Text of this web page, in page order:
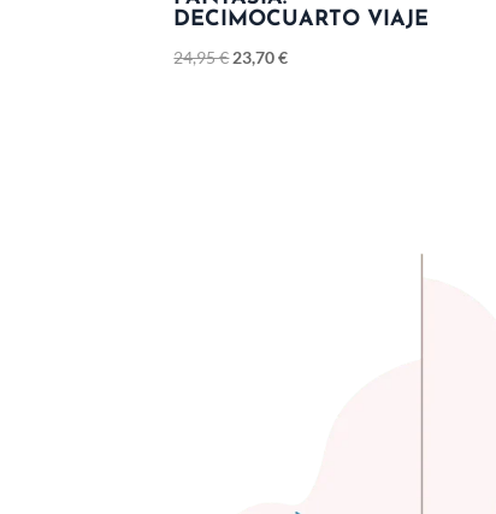
DECIMOCUARTO VIAJE
24,95€ 23,70€